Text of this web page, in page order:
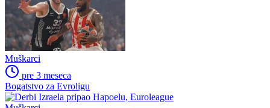
Muškarci
pre 3 meseca
Bogatstvo za Evroligu